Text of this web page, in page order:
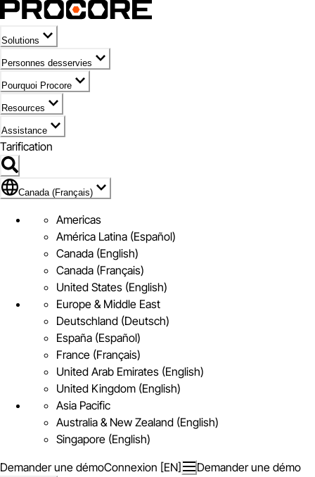
Solutions
Personnes desservies
Pourquoi Procore
Resources
Assistance
Tarification
Pavillon de Canada (Français)
Canada (Français)
Americas
América Latina (Español)
Canada (English)
Canada (Français)
United States (English)
Europe & Middle East
Deutschland (Deutsch)
España (Español)
France (Français)
United Arab Emirates (English)
United Kingdom (English)
Asia Pacific
Australia & New Zealand (English)
Singapore (English)
Demander une démoConnexion [EN] Demander une démo